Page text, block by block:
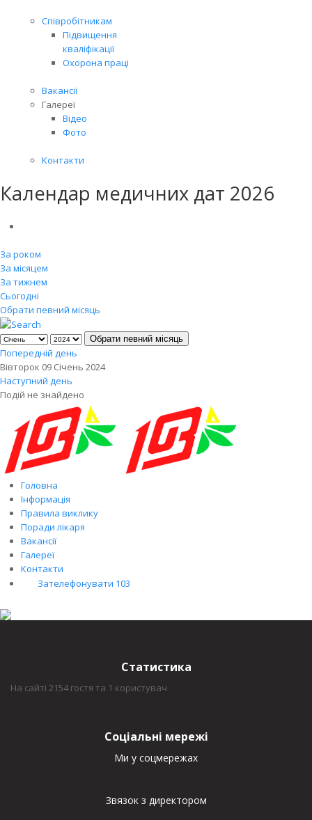
Співробітникам
Підвищення
кваліфікації
Охорона праці
Вакансії
Галереї
Відео
Фото
Контакти
Календар медичних дат 2026
За роком
За місяцем
За тижнем
Сьогодні
Обрати певний місяць
Обрати певний місяць
Попередній день
Вівторок 09 Січень 2024
Наступний день
Подій не знайдено
Головна
Інформація
Правила виклику
Поради лікаря
Вакансії
Галереї
Контакти
Зателефонувати 103
Статистика
На сайті 2154 гостя та 1 користувач
Соціальні мережі
Ми у соцмережах
Звязок з директором